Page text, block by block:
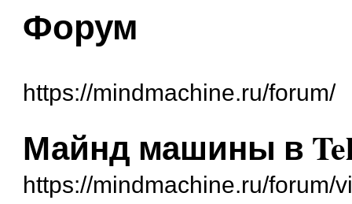
Форум
https://mindmachine.ru/forum/
Майнд машины в
https://mindmachine.ru/forum/